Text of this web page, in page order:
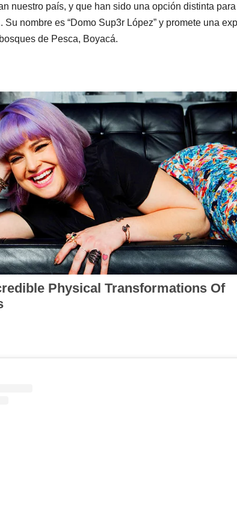
nuestro país, y que han sido una opción distinta
Su nombre es “Domo Sup3r López” y promete una
de Pesca, Boyacá.